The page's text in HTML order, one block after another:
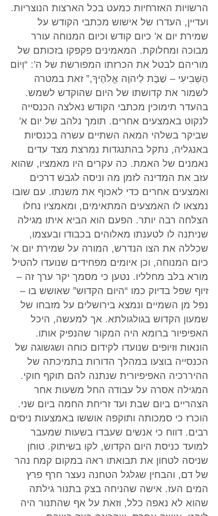
הרשויות האזרחיות כמעט בכל הארצות הנוצריות.
ועדיין, העדרו של אישוש מכתבי הקודש על
שמירת יום א’ כיום קודש וכיום המנוחה עורר
מבוכה ומחלוקת. המאמינים פקפקו בזכותם של
מוריהם לבטל את הכרזתו המפורשת של ה’: “וְיוֹם
הַשְּׁבִיעִי – שַׁבָּת לַיהוָה אֱלֹהֶיךָ,” זאת במטרה
לשמור את קדושתו של היום שהוקדש לשמש.
בהעדר תימוכין מכתבי הקודש נאלצה הכנסייה
לנקוט באמצעים אחרים. תומך נלהב של יום א’
שביקר בשלהי המאה השתיים עשרה בכנסיות
באנגליה, נתקל בהתנגדות נמרצת מצד עדים
נאמנים של האמת. כה עקרים היו מאמציו, שהוא
עזב את המדינה לזמן מה וניסה לגבש דרכים
ואמצעים אחרים כדי לאכוף את משנתו. עם שובו
נמצאו לו האמצעים המתאימים, ומאמציו נחלו
הצלחה רבה יותר. הפעם הוא הביא איתו מגילה
שניתנה לו לטענתו מאלוהים בכבודו ובעצמו,
שכללה את הצו הנדרש, המורה על שמירת יום א’
כיום המנוחה, וכן איומים מפחידים שנועדו להטיל
מורא בלב מחלליו. נטען כי מסמך יקר ערך זה –
זיוף שפל בדיוק כמו “היום הקדוש” שאושש בו –
נפל מן השמיים ונמצא בירושלים על מזבחו של
שמעון הקדוש בגולגולתא. אך למעשה, היכל
האפיפיור ברומא היה המקור שהנפיק אותו.
הונאות וזיופים שנועדו לקידום כוחה ושגשוגה של
הכנסייה בוצעו במהלך הדורות בתמיכתה של
ההיררכיה האפיפיורית שנתנה להם תוקף חוקי.
המגילה אסרה על עבודה החל משעות אחר
הצהריים ביום שבת ועד זריחת החמה ביום שני.
הוכרז כי סמכותה ותוקפה אוששו באמצעות ניסים
רבים. דווח כי אנשים שעבדו בשעות שמעבר
למועד כניסת היום הקדוש, לקו בשיתוק. טוחן
שניסה לטחון את תבואתו ראה במקום קמח נהר
של דם, והבחין שגלגל הטחנה נעצר חרף פרץ
המים העז. אישה שהניחה בצק בתנור גילתה
שהוא לא נאפה כלל, וזאת על אף שהתנור היה